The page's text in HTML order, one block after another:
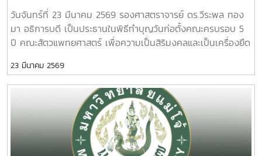
วันจันทร์ที่ 23 มีนาคม 2569 รองศาสตราจารย์ ดร.วีระพล ทอง
มา อธิการบดี เป็นประธานในพิธีทำบุญวันก่อตั้งคณะครบรอบ 5
ปี คณะสัตวแพทยศาสตร์ เพื่อความเป็นสิริมงคลและเป็นเครื่องยึด
โอกาสนี้ได้รับเกียรติจาก ผู้บริหารมหาวิทยาลัย ผู้บริหารคณะสัตว
แพทยศาสตร์ บุคลากร และนักศึกษาสาขาวิชาเทคนิคการ
สัตวแพทย์และการพยาบาลสัตว์ เข้าร่วมพิธีฯ ณ คณะสัตว
แพทยศาสตร์ มหาวิทยาลัยแม่โจ้
23 มีนาคม 2569